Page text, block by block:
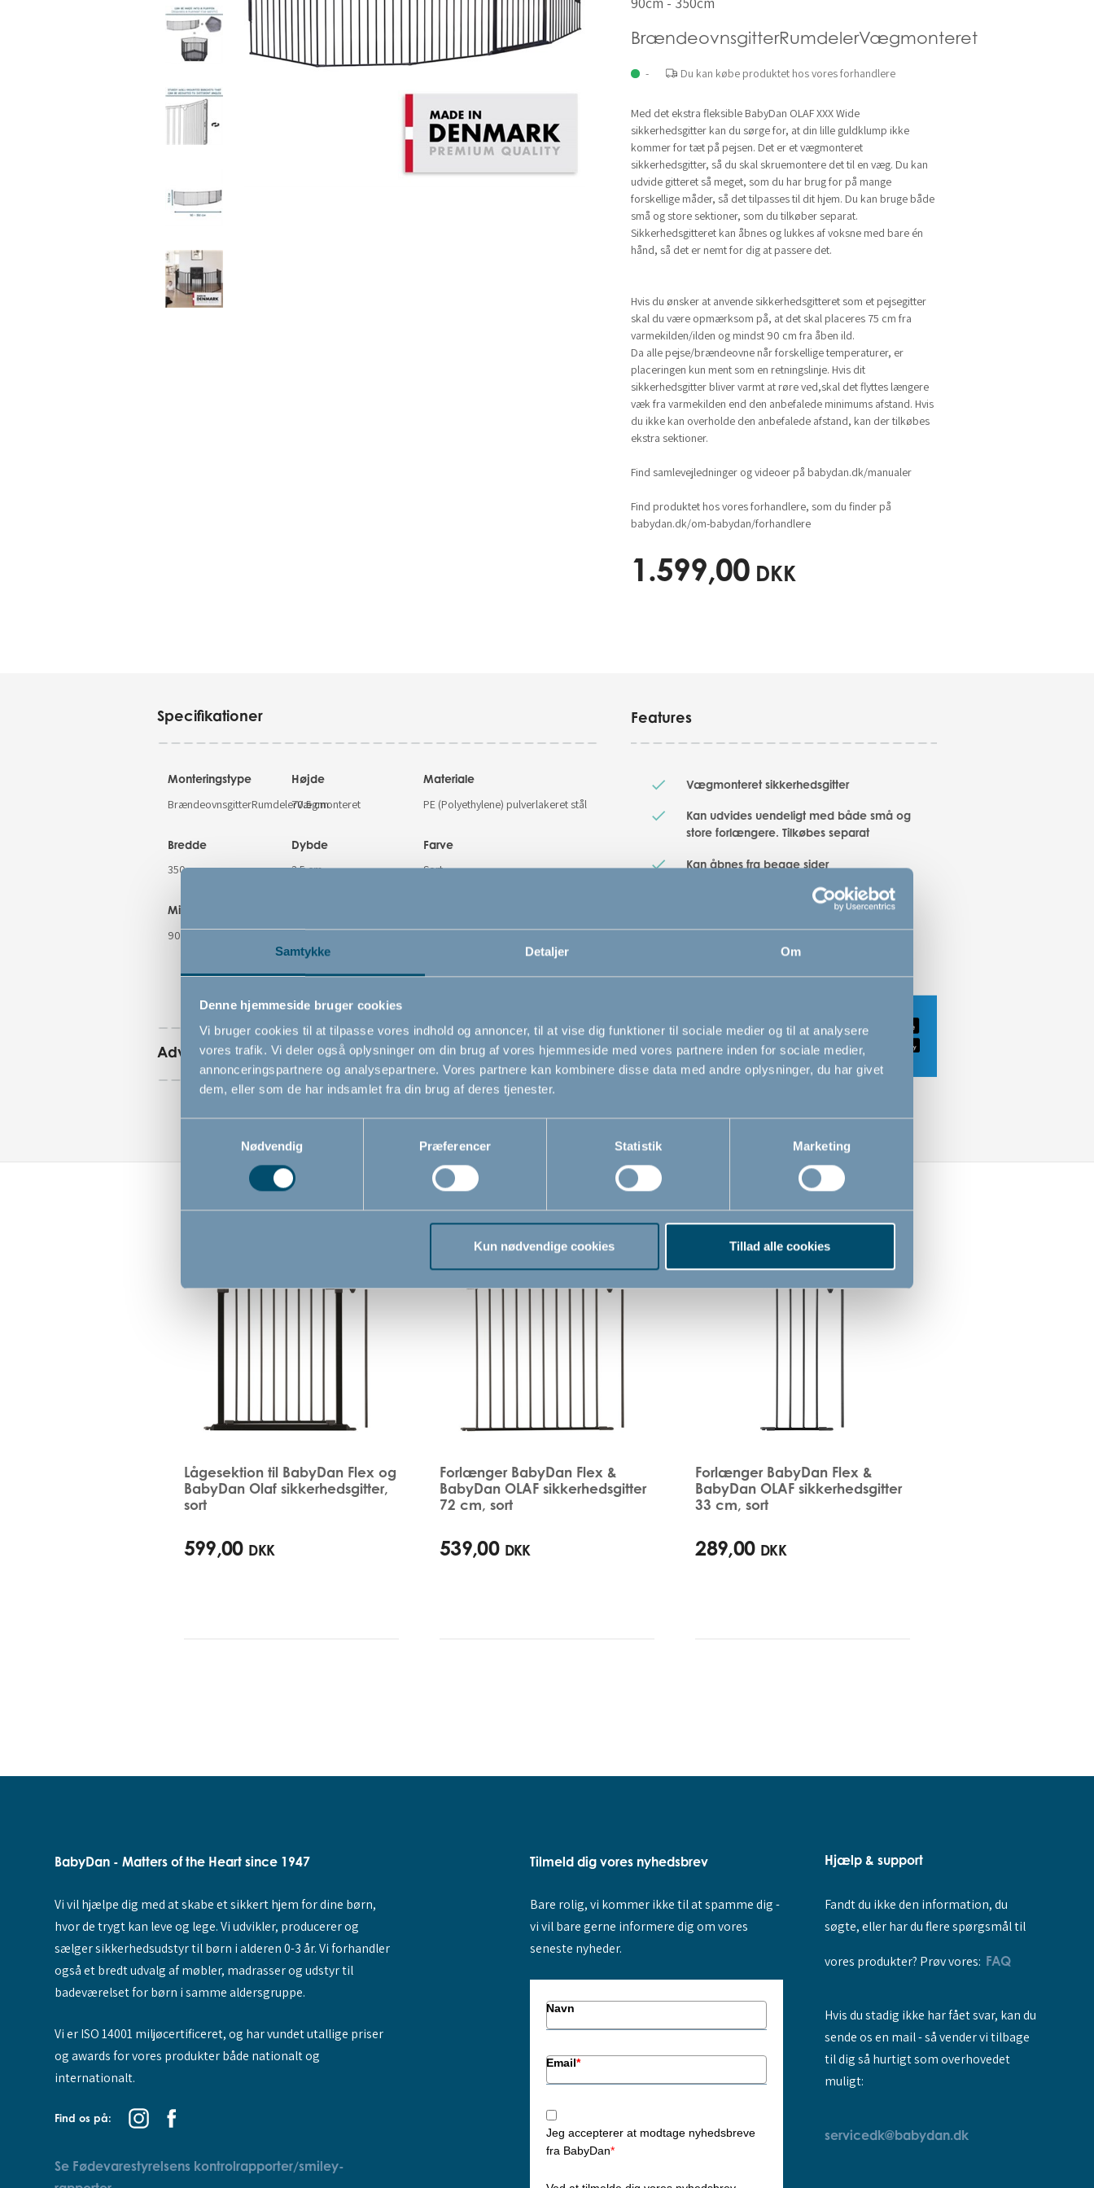
Samtykke Detaljer Om
Denne hjemmeside bruger cookies
Vi bruger cookies til at tilpasse vores indhold og annoncer, til at vise dig funktioner til sociale medier og til at analysere
vores trafik. Vi deler også oplysninger om din brug af vores hjemmeside med vores partnere inden for sociale medier,
annonceringspartnere og analysepartnere. Vores partnere kan kombinere disse data med andre oplysninger, du har givet
dem, eller som de har indsamlet fra din brug af deres tjenester.
Nødvendig
Præferencer Statistik Marketing
Kun nødvendige cookies Tillad alle cookies
BrændeovnsgitterRumdelerVægmonteret
- Du kan købe produktet hos vores forhandlere
Med det ekstra fleksible BabyDan OLAF XXX Wide
sikkerhedsgitter kan du sørge for, at din lille guldklump ikke
kommer for tæt på pejsen. Det er et vægmonteret
sikkerhedsgitter, så du skal skruemontere det til en væg. Du kan
udvide gitteret så meget, som du har brug for på mange
forskellige måder, så det tilpasses til dit hjem. Du kan bruge både
små og store sektioner, som du tilkøber separat.
Sikkerhedsgitteret kan åbnes og lukkes af voksne med bare én
hånd, så det er nemt for dig at passere det.
Hvis du ønsker at anvende sikkerhedsgitteret som et pejsegitter
skal du være opmærksom på, at det skal placeres 75 cm fra
varmekilden/ilden og mindst 90 cm fra åben ild.
Da alle pejse/brændeovne når forskellige temperaturer, er
placeringen kun ment som en retningslinje. Hvis dit
sikkerhedsgitter bliver varmt at røre ved,skal det flyttes længere
væk fra varmekilden end den anbefalede minimums afstand. Hvis
du ikke kan overholde den anbefalede afstand, kan der tilkøbes
ekstra sektioner.
Find samlevejledninger og videoer på babydan.dk/manualer
Find produktet hos vores forhandlere, som du finder på
babydan.dk/om-babydan/forhandlere
1.599,00 DKK
Specifikationer
Monteringstype
BrændeovnsgitterRumdelerVægmonteret
Højde
70.5 cm
Bredde
350 cm
Dybde
3.5 cm
Mindste åbningsmål
90 cm
åbningsmål
350 cm
Materiale
PE (Polyethylene) pulverlakeret stål
Farve
Sort
# 501023
Sikkerhedsstandard
Advarsler
Features
Vægmonteret sikkerhedsgitter
Kan udvides uendeligt med både små og
store forlængere. Tilkøbes separat
Kan åbnes fra begge sider
Kan åbnes med én hånd
Relaterede produkter
Lågesektion til BabyDan Flex og
BabyDan Olaf sikkerhedsgitter,
sort
599,00 DKK
Forlænger BabyDan Flex &
BabyDan OLAF sikkerhedsgitter
72 cm, sort
539,00 DKK
Forlænger BabyDan Flex &
BabyDan OLAF sikkerhedsgitter
33 cm, sort
289,00 DKK
BabyDan - Matters of the Heart since 1947
Vi vil hjælpe dig med at skabe et sikkert hjem for dine børn,
hvor de trygt kan leve og lege. Vi udvikler, producerer og
sælger sikkerhedsudstyr til børn i alderen 0-3 år. Vi forhandler
også et bredt udvalg af møbler, madrasser og udstyr til
badeværelset for børn i samme aldersgruppe.
Vi er ISO 14001 miljøcertificeret, og har vundet utallige priser
og awards for vores produkter både nationalt og
internationalt.
Find os på:
Se Fødevarestyrelsens kontrolrapporter/smiley-
Tilmeld dig vores nyhedsbrev
Bare rolig, vi kommer ikke til at spamme dig -
vi vil bare gerne informere dig om vores
seneste nyheder.
Navn
Email*
Jeg accepterer at modtage nyhedsbreve
fra BabyDan*
Hjælp & support
Fandt du ikke den information, du
søgte, eller har du flere spørgsmål til
vores produkter? Prøv vores: FAQ
Hvis du stadig ikke har fået svar, kan du
sende os en mail - så vender vi tilbage
til dig så hurtigt som overhovedet
muligt:
servicedk@babydan.dk